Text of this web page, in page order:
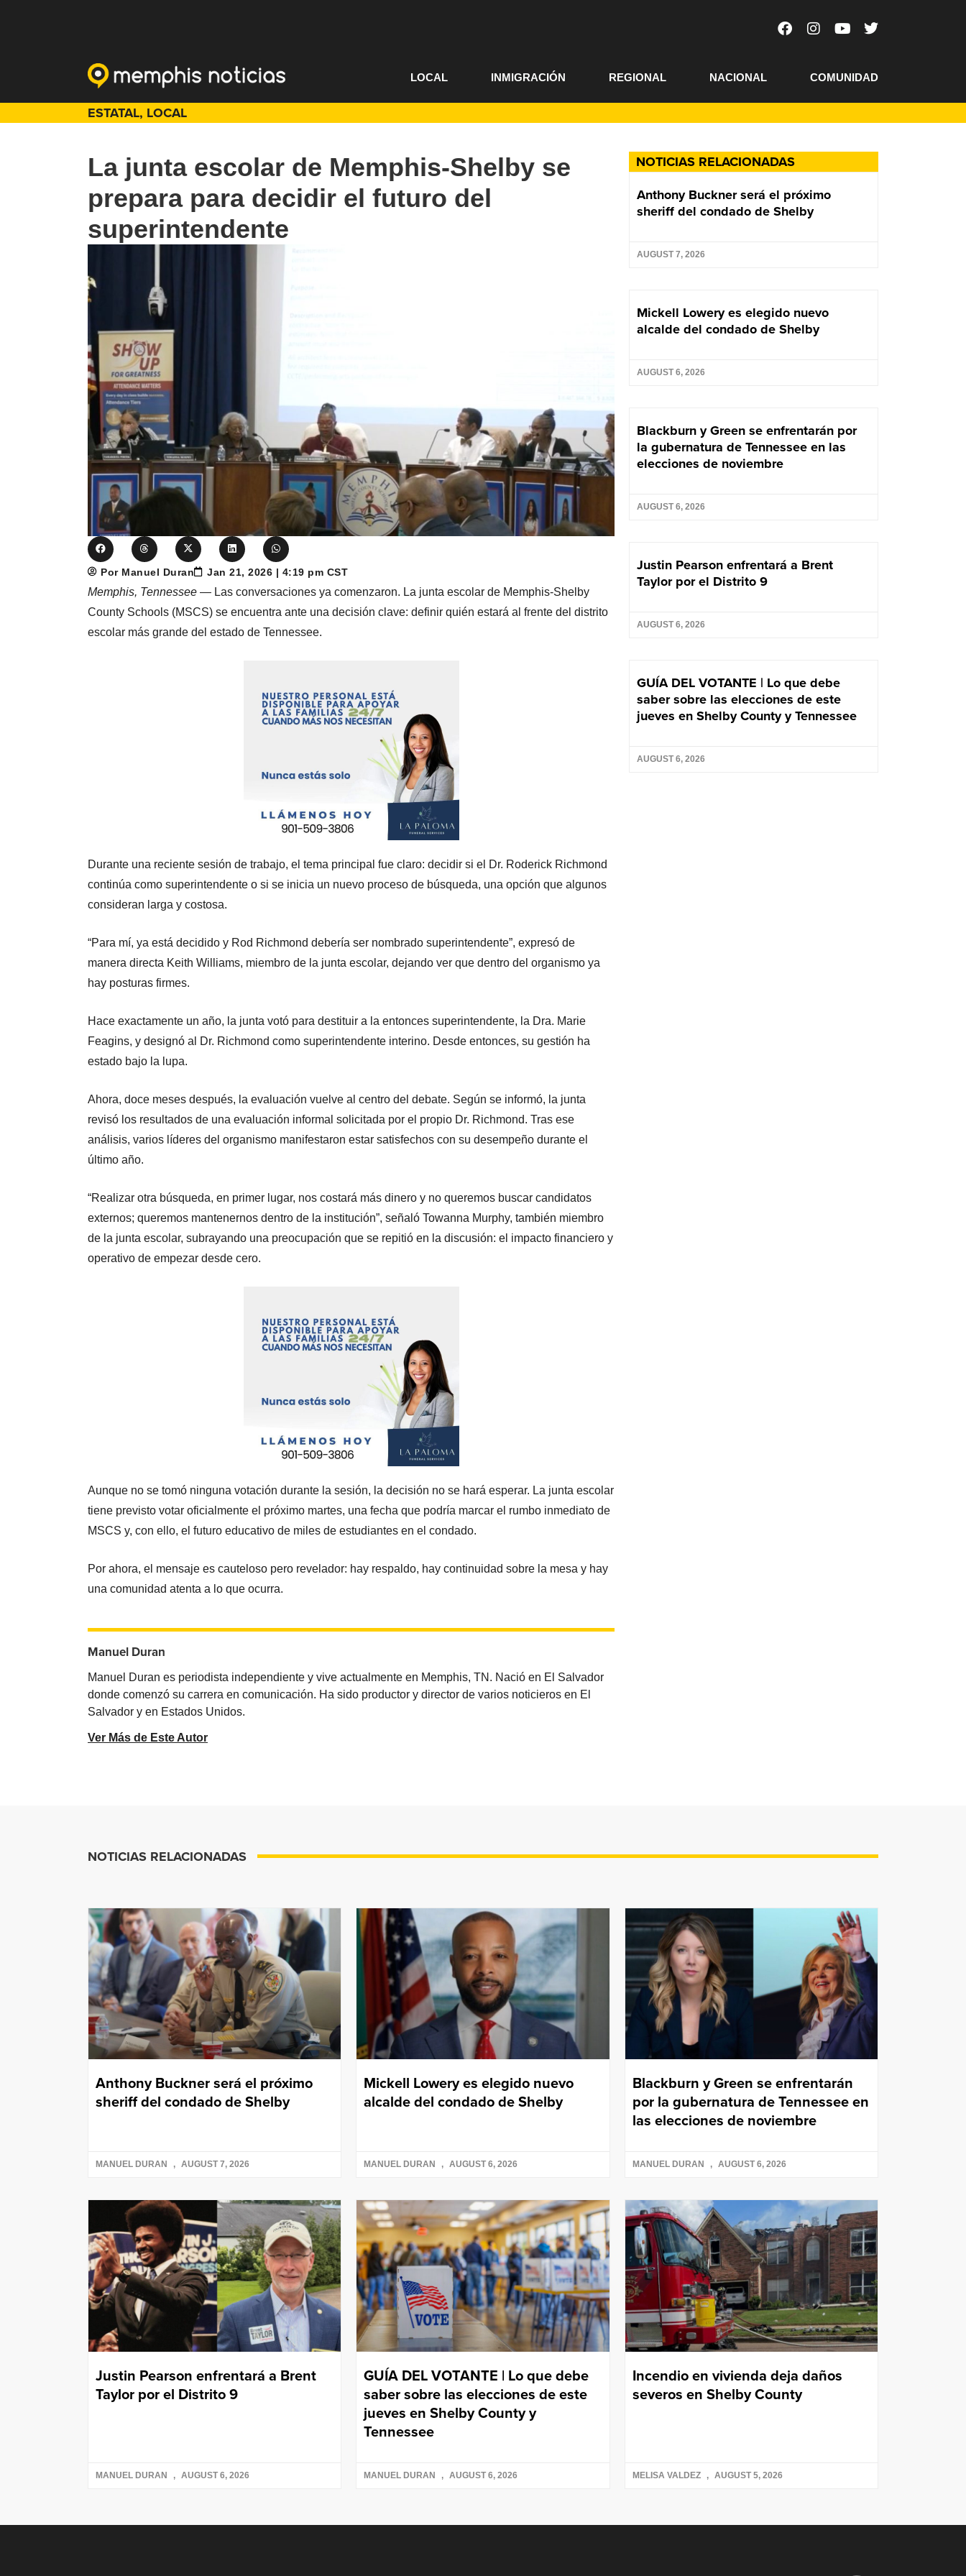
LOCAL INMIGRACIÓN REGIONAL NACIONAL COMUNIDAD
ESTATAL, LOCAL
NOTICIAS RELACIONADAS
Anthony Buckner será el próximo
sheriff del condado de Shelby
AUGUST 7, 2026
Mickell Lowery es elegido nuevo
alcalde del condado de Shelby
AUGUST 6, 2026
Blackburn y Green se enfrentarán por
la gubernatura de Tennessee en las
elecciones de noviembre
AUGUST 6, 2026
Justin Pearson enfrentará a Brent
Taylor por el Distrito 9
AUGUST 6, 2026
GUÍA DEL VOTANTE | Lo que debe
saber sobre las elecciones de este
jueves en Shelby County y Tennessee
AUGUST 6, 2026
La junta escolar de Memphis-Shelby se
prepara para decidir el futuro del
superintendente
Por Manuel Duran Jan 21, 2026 | 4:19 pm CST
Memphis, Tennessee — Las conversaciones ya comenzaron. La junta escolar de Memphis-Shelby
County Schools (MSCS) se encuentra ante una decisión clave: definir quién estará al frente del distrito
escolar más grande del estado de Tennessee.
Durante una reciente sesión de trabajo, el tema principal fue claro: decidir si el Dr. Roderick Richmond
continúa como superintendente o si se inicia un nuevo proceso de búsqueda, una opción que algunos
consideran larga y costosa.
“Para mí, ya está decidido y Rod Richmond debería ser nombrado superintendente”, expresó de
manera directa Keith Williams, miembro de la junta escolar, dejando ver que dentro del organismo ya
hay posturas firmes.
Hace exactamente un año, la junta votó para destituir a la entonces superintendente, la Dra. Marie
Feagins, y designó al Dr. Richmond como superintendente interino. Desde entonces, su gestión ha
estado bajo la lupa.
Ahora, doce meses después, la evaluación vuelve al centro del debate. Según se informó, la junta
revisó los resultados de una evaluación informal solicitada por el propio Dr. Richmond. Tras ese
análisis, varios líderes del organismo manifestaron estar satisfechos con su desempeño durante el
último año.
“Realizar otra búsqueda, en primer lugar, nos costará más dinero y no queremos buscar candidatos
externos; queremos mantenernos dentro de la institución”, señaló Towanna Murphy, también miembro
de la junta escolar, subrayando una preocupación que se repitió en la discusión: el impacto financiero y
operativo de empezar desde cero.
Aunque no se tomó ninguna votación durante la sesión, la decisión no se hará esperar. La junta escolar
tiene previsto votar oficialmente el próximo martes, una fecha que podría marcar el rumbo inmediato de
MSCS y, con ello, el futuro educativo de miles de estudiantes en el condado.
Por ahora, el mensaje es cauteloso pero revelador: hay respaldo, hay continuidad sobre la mesa y hay
una comunidad atenta a lo que ocurra.
Manuel Duran
Manuel Duran es periodista independiente y vive actualmente en Memphis, TN. Nació en El Salvador
donde comenzó su carrera en comunicación. Ha sido productor y director de varios noticieros en El
Salvador y en Estados Unidos.
Ver Más de Este Autor
NOTICIAS RELACIONADAS
Anthony Buckner será el próximo
sheriff del condado de Shelby
MANUEL DURAN AUGUST 7, 2026
Mickell Lowery es elegido nuevo
alcalde del condado de Shelby
MANUEL DURAN AUGUST 6, 2026
Blackburn y Green se enfrentarán
por la gubernatura de Tennessee en
las elecciones de noviembre
MANUEL DURAN AUGUST 6, 2026
Justin Pearson enfrentará a Brent
Taylor por el Distrito 9
MANUEL DURAN AUGUST 6, 2026
GUÍA DEL VOTANTE | Lo que debe
saber sobre las elecciones de este
jueves en Shelby County y
Tennessee
MANUEL DURAN AUGUST 6, 2026
Incendio en vivienda deja daños
severos en Shelby County
MELISA VALDEZ AUGUST 5, 2026